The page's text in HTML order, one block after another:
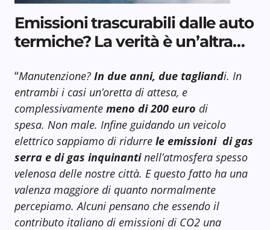
Emissioni trascurabili dalle auto
termiche? La verità è un’altra…
“Manutenzione? In due anni, due tagliandi. In
entrambi i casi un’oretta di attesa, e
complessivamente meno di 200 euro di
spesa. Non male. Infine guidando un veicolo
elettrico sappiamo di ridurre le emissioni di gas
serra e di gas inquinantinell’atmosfera spesso
velenosa delle nostre città. E questo fatto ha una
valenza maggiore di quanto normalmente
percepiamo. Alcuni pensano che essendo il
contributo italiano di emissioni di CO2 una